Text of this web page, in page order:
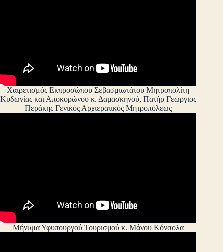
Χαιρετισμός Εκπροσώπου Σεβασμιωτάτου Μητροπολίτη
Κυδωνίας και Αποκορώνου κ. Δαμασκηνού, Πατήρ Γεώργιος
Περάκης Γενικός Αρχιερατικός Μητροπόλεως
Μήνυμα Υφυπουργού Τουρισμού κ. Μάνου Κόνσολα